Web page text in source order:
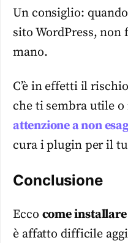
Un consiglio:
sito WordPress,
mano.
C’è in effetti il
che ti sembra utile
attenzione a non
cura i plugin per il
Conclusione
Ecco come
è affatto difficile